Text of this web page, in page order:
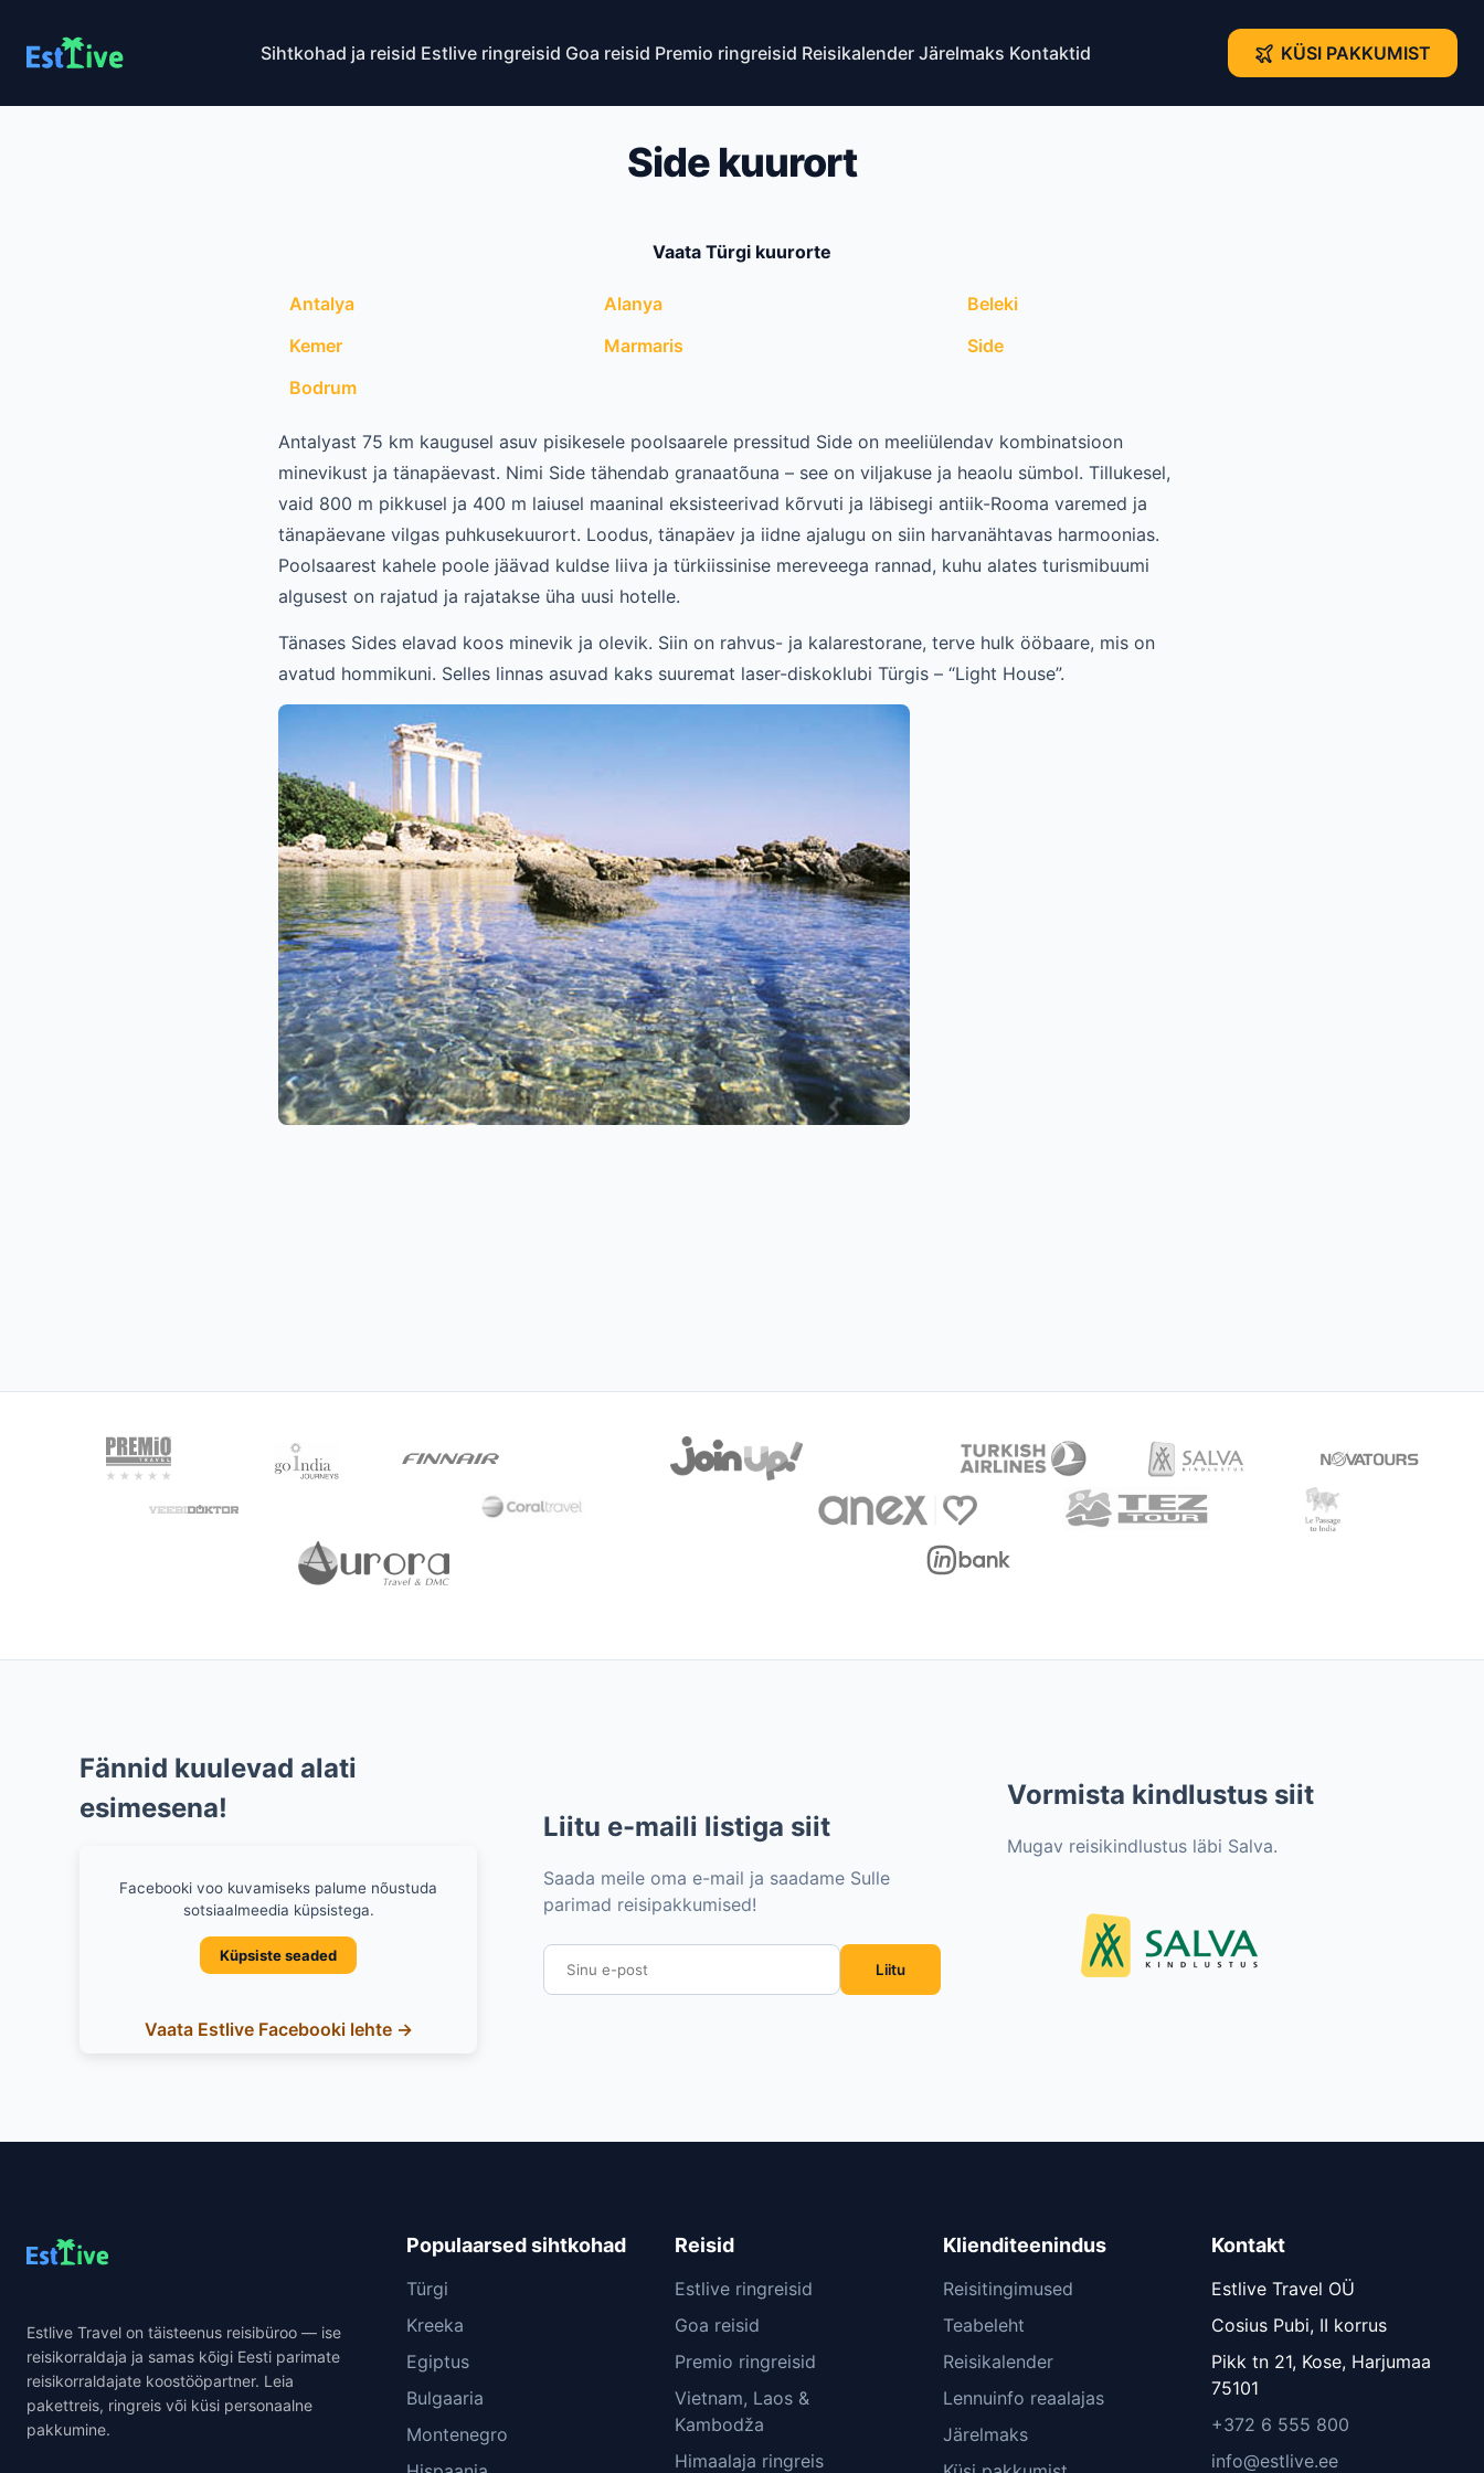
Sihtkohad ja reisid Estlive ringreisid Goa reisid Premio ringreisid Reisikalender Järelmaks Kontaktid KÜSI PAKKUMIST
Side kuurort
Vaata Türgi kuurorte
Antalya Alanya
Beleki
Kemer
Marmaris
Side
Bodrum
Antalyast 75 km kaugusel asuv pisikesele poolsaarele pressitud Side on meeliülendav kombinatsioon
minevikust ja tänapäevast. Nimi Side tähendab granaatõuna – see on viljakuse ja heaolu sümbol. Tillukesel,
vaid 800 m pikkusel ja 400 m laiusel maaninal eksisteerivad kõrvuti ja läbisegi antiik-Rooma varemed ja
tänapäevane vilgas puhkusekuurort. Loodus, tänapäev ja iidne ajalugu on siin harvanähtavas harmoonias.
Poolsaarest kahele poole jäävad kuldse liiva ja türkiissinise mereveega rannad, kuhu alates turismibuumi
algusest on rajatud ja rajatakse üha uusi hotelle.
Tänases Sides elavad koos minevik ja olevik. Siin on rahvus- ja kalarestorane, terve hulk ööbaare, mis on
avatud hommikuni. Selles linnas asuvad kaks suuremat laser-diskoklubi Türgis – “Light House”.
Fännid kuulevad alati
esimesena!
Facebooki voo kuvamiseks palume nõustuda
sotsiaalmeedia küpsistega.
Küpsiste seaded
Vaata Estlive Facebooki lehte →
Liitu e-maili listiga siit
Saada meile oma e-mail ja saadame Sulle
parimad reisipakkumised!
Liitu
Vormista kindlustus siit
Mugav reisikindlustus läbi Salva.
Estlive Travel on täisteenus reisibüroo — ise
reisikorraldaja ja samas kõigi Eesti parimate
reisikorraldajate koostööpartner. Leia
pakettreis, ringreis või küsi personaalne
pakkumine.
Populaarsed sihtkohad
Türgi
Kreeka
Egiptus
Bulgaaria
Montenegro
Reisid
Estlive ringreisid
Goa reisid
Premio ringreisid
Vietnam, Laos &
Kambodža
Himaalaja ringreis
Klienditeenindus
Reisitingimused
Teabeleht
Reisikalender
Lennuinfo reaalajas
Järelmaks
Kontakt
Estlive Travel OÜ
Cosius Pubi, II korrus
Pikk tn 21, Kose, Harjumaa
75101
+372 6 555 800
info@estlive.ee